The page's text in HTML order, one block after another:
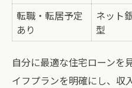
転職・転居予定
あり
ネット
型
自分に最適な住宅ローンを
イフプランを明確にし、収